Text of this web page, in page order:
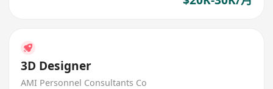
3D Designer
AMI Personnel Consultants Co